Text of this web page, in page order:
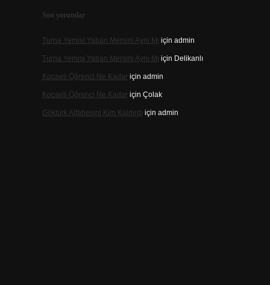
Son yorumlar
Turna Yemisi Yaban Mersini Aynı Mı için admin
Turna Yemisi Yaban Mersini Aynı Mı için Delikanlı
Kocaeli Öğrenci Ne Kadariçin admin
Kocaeli Öğrenci Ne Kadariçin Çolak
Göktürk Alfabesini Kim Kaldırdı için admin